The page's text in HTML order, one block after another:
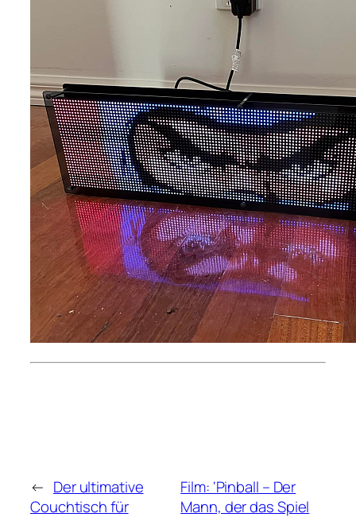
← Der ultimative
Couchtisch für
Film: ‘Pinball – Der
Mann, der das Spiel